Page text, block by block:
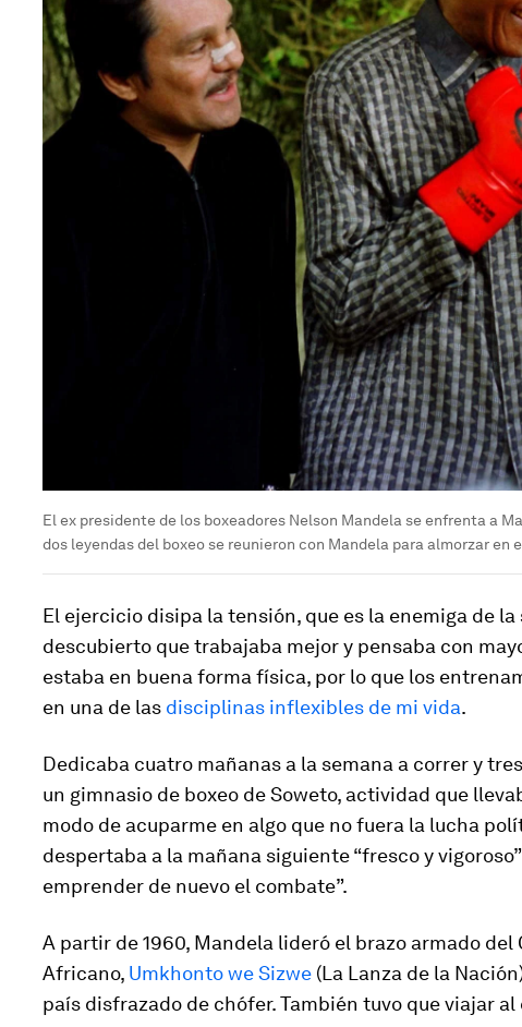
El ex presidente de los boxeadores Nelson Mandela se enfrenta a
dos leyendas del boxeo se reunieron con Mandela para almorzar
El ejercicio disipa la tensión, que es la enemiga de
descubierto que trabajaba mejor y pensaba con
estaba en buena forma física, por lo que los
en una de las disciplinas inflexibles de mi vida.
Dedicaba cuatro mañanas a la semana a correr y
un gimnasio de boxeo de Soweto, actividad que
modo de acuparme en algo que no fuera la lucha
despertaba a la mañana siguiente “fresco y
emprender de nuevo el combate”.
A partir de 1960, Mandela lideró el brazo armado del
Africano, Umkhonto we Sizwe (La Lanza de la
país disfrazado de chófer. También tuvo que viajar